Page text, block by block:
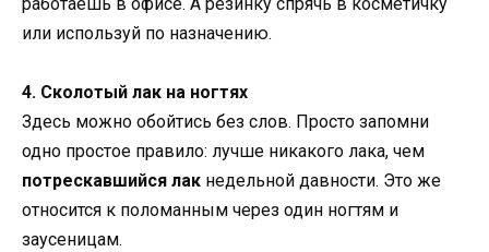
или используй по назначению.
4. Сколотый лак на ногтях
Здесь можно обойтись без слов. Просто запомни
одно простое правило: лучше никакого лака, чем
потрескавшийся лак недельной давности. Это же
относится к поломанным через один ногтям и
заусеницам.